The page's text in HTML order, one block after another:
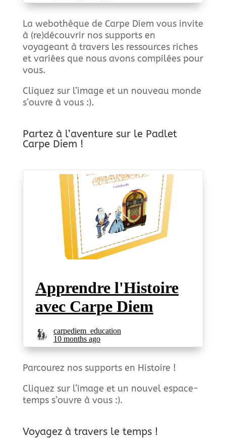
La webothèque de Carpe Diem vous invite
à (re)découvrir nos supports en
voyageant à travers les ressources riches
et variées que nous avons compilées pour
vous.
Cliquez sur l’image et un nouveau monde
s’ouvre à vous :).
Partez à l’aventure sur le Padlet
Carpe Diem !
Parcourez nos supports en Histoire !
Cliquez sur l’image et un nouvel espace-
temps s’ouvre à vous :).
Voyagez à travers le temps !